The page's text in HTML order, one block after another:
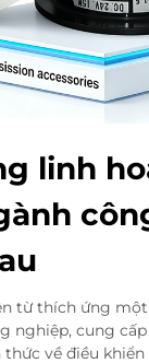
linh
từ thích ứng
nghiệp, cung
về điều